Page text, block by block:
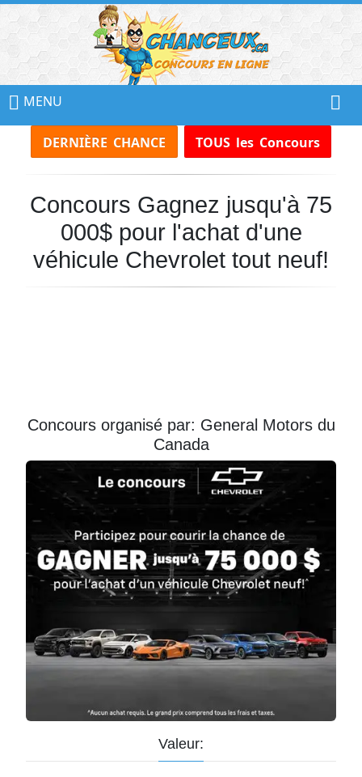
MENU
DERNIÈRE CHANCE TOUS les Concours
Concours Gagnez jusqu'à 75
000$ pour l'achat d'une
véhicule Chevrolet tout neuf!
Concours organisé par: General Motors du
Canada
Valeur:
📢
Ne
Manquez
Aucun
Concours!
Inscrivez-
notre
infolettre
Prénom
Courriel
JE
M'INSCRIS!